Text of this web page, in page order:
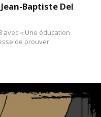
Baptiste Del
avec « Une éducation
de prouver